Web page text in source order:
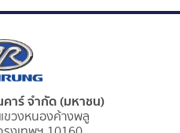
าร์ จำกัด (มหาชน)
ขวงหนองค้างพลู